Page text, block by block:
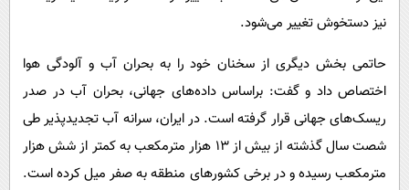
نیز دستخوش تغییر می‌شود.
حاتمی بخش دیگری از سخنان خود را به بحران آب و آلودگی هوا
اختصاص داد و گفت: براساس داده‌های جهانی، بحران آب در صدر
ریسک‌های جهانی قرار گرفته است. در ایران، سرانه آب تجدیدپذیر طی
شصت سال گذشته از بیش از ۱۳ هزار مترمکعب به کمتر از شش هزار
مترمکعب رسیده و در برخی کشورهای منطقه به صفر میل کرده است.